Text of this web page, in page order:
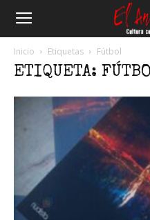
Inicio Etiquetas Fútbol
ETIQUETA: